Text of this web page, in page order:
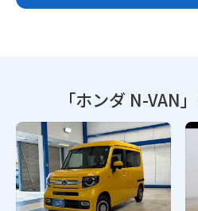
「ホンダ N-VAN」